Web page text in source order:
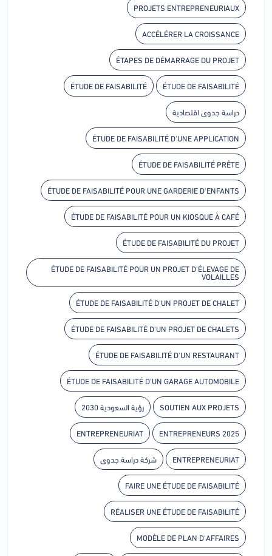
PROJETS ENTREPRENEURIAUX
ACCÉLÉRER LA CROISSANCE
ÉTAPES DE DÉMARRAGE DU PROJET
ÉTUDE DE FAISABILITÉ
ÉTUDE DE FAISABILITÉ
دراسة جدوى اقتصادية
ÉTUDE DE FAISABILITÉ D'UNE APPLICATION
ÉTUDE DE FAISABILITÉ PRÊTE
ÉTUDE DE FAISABILITÉ POUR UNE GARDERIE D'ENFANTS
ÉTUDE DE FAISABILITÉ POUR UN KIOSQUE À CAFÉ
ÉTUDE DE FAISABILITÉ DU PROJET
ÉTUDE DE FAISABILITÉ POUR UN PROJET D'ÉLEVAGE DE
VOLAILLES
ÉTUDE DE FAISABILITÉ D'UN PROJET DE CHALET
ÉTUDE DE FAISABILITÉ D'UN PROJET DE CHALETS
ÉTUDE DE FAISABILITÉ D'UN RESTAURANT
ÉTUDE DE FAISABILITÉ D'UN GARAGE AUTOMOBILE
SOUTIEN AUX PROJETS رؤية السعودية 2030
ENTREPRENEURS 2025
ENTREPRENEURIAT
ENTREPRENEURIAT شركة دراسة جدوى
FAIRE UNE ÉTUDE DE FAISABILITÉ
RÉALISER UNE ÉTUDE DE FAISABILITÉ
MODÈLE DE PLAN D'AFFAIRES